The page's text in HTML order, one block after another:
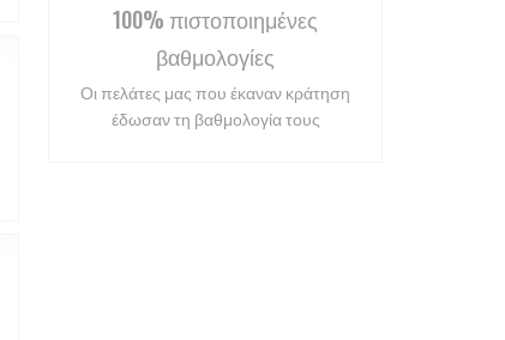
100% πιστοποιημένες
βαθμολογίες
Οι πελάτες μας που έκαναν κράτηση
έδωσαν τη βαθμολογία τους